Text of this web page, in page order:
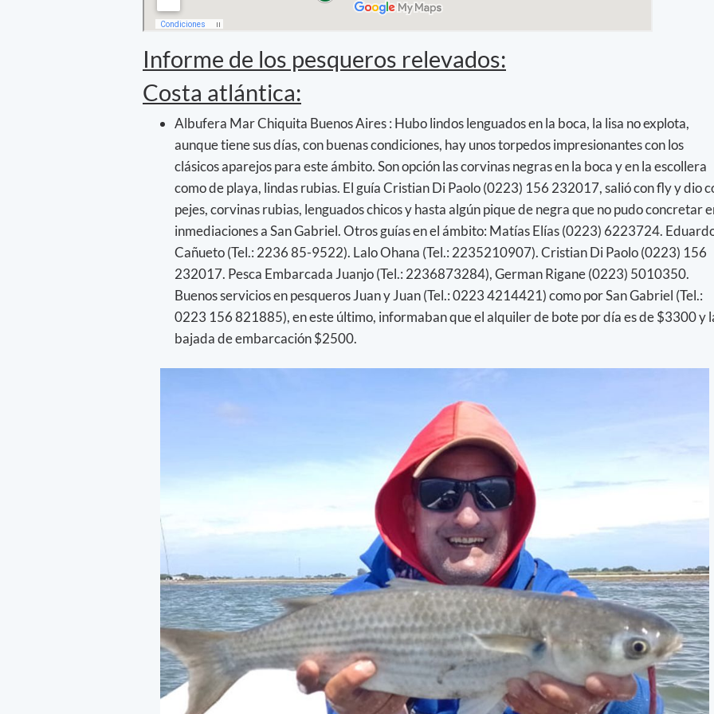
Informe de los pesqueros relevados:
Costa atlántica:
Albufera Mar Chiquita Buenos Aires : Hubo lindos lenguados en la boca, la lisa no explota,
aunque tiene sus días, con buenas condiciones, hay unos torpedos impresionantes con los
clásicos aparejos para este ámbito. Son opción las corvinas negras en la boca y en la escollera
como de playa, lindas rubias. El guía Cristian Di Paolo (0223) 156 232017, salió con fly y dio
pejes, corvinas rubias, lenguados chicos y hasta algún pique de negra que no pudo concretar
inmediaciones a San Gabriel. Otros guías en el ámbito: Matías Elías (0223) 6223724.
Cañueto (Tel.: 2236 85-9522). Lalo Ohana (Tel.: 2235210907). Cristian Di Paolo (0223) 156
232017. Pesca Embarcada Juanjo (Tel.: 2236873284), German Rigane (0223) 5010350.
Buenos servicios en pesqueros Juan y Juan (Tel.: 0223 4214421) como por San Gabriel (Tel.:
0223 156 821885), en este último, informaban que el alquiler de bote por día es de $3300 y
bajada de embarcación $2500.